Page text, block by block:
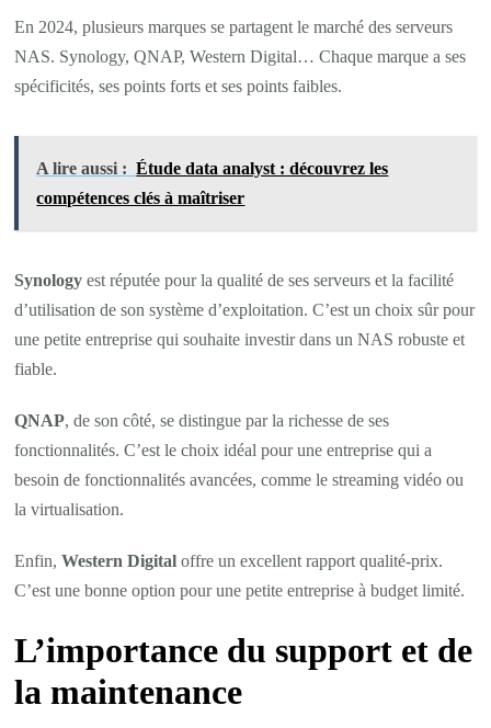
En 2024, plusieurs marques se partagent le marché des serveurs
NAS. Synology, QNAP, Western Digital… Chaque marque a ses
spécificités, ses points forts et ses points faibles.
A lire aussi : Étude data analyst : découvrez les
compétences clés à maîtriser
Synology est réputée pour la qualité de ses serveurs et la facilité
d’utilisation de son système d’exploitation. C’est un choix sûr pour
une petite entreprise qui souhaite investir dans un NAS robuste et
fiable.
QNAP, de son côté, se distingue par la richesse de ses
fonctionnalités. C’est le choix idéal pour une entreprise qui a
besoin de fonctionnalités avancées, comme le streaming vidéo ou
la virtualisation.
Enfin,Western Digital offre un excellent rapport qualité-prix.
C’est une bonne option pour une petite entreprise à budget limité.
L’importance du support et de
la maintenance